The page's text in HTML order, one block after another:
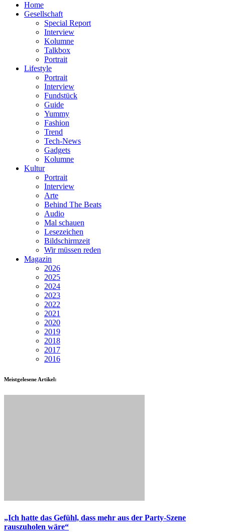
Home
Gesellschaft
Special Report
Interview
Kolumne
Talkbox
Portrait
Lifestyle
Portrait
Interview
Fundstück
Guide
Yummy
Fashion
Trend
Tech-News
Gadgets
Kolumne
Kultur
Portrait
Interview
Arte
Behind The Beats
Audio
Mal schauen
Lesezeichen
Bildschirmzeit
Wir müssen reden
Magazin
2026
2025
2024
2023
2022
2021
2020
2019
2018
2017
2016
Meistgelesene Artikel:
„Ich hatte das Gefühl, dass mehr aus der Party-Szene
rauszuholen wäre“